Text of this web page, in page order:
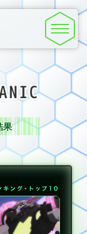
MENU
果